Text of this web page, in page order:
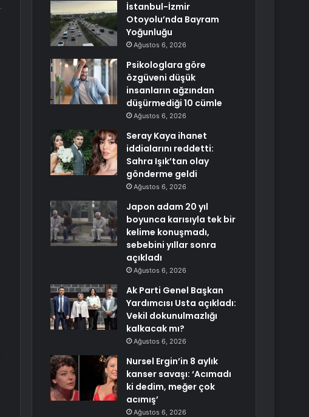
İstanbul-İzmir
Otoyolu’nda Bayram
Yoğunluğu
Ağustos 6, 2026
Psikologlara göre
özgüveni düşük
insanların ağzından
düşürmediği 10 cümle
Ağustos 6, 2026
Seray Kaya ihanet
iddialarını reddetti:
Sahra Işık’tan olay
gönderme geldi
Ağustos 6, 2026
Japon adam 20 yıl
boyunca karısıyla tek bir
kelime konuşmadı,
sebebini yıllar sonra
açıkladı
Ağustos 6, 2026
Ak Parti Genel Başkan
Yardımcısı Usta açıkladı:
Vekil dokunulmazlığı
kalkacak mı?
Ağustos 6, 2026
Nursel Ergin’in 8 aylık
kanser savaşı: ‘Acımadı
ki dedim, meğer çok
acımış’
Ağustos 6, 2026